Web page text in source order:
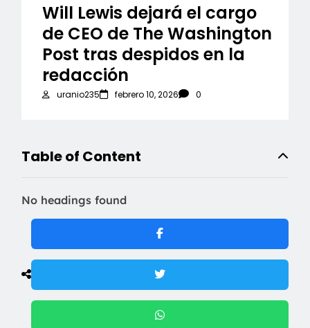
Will Lewis dejará el cargo
de CEO de The Washington
Post tras despidos en la
redacción
uranio235 febrero 10, 2026 0
Table of Content
No headings found